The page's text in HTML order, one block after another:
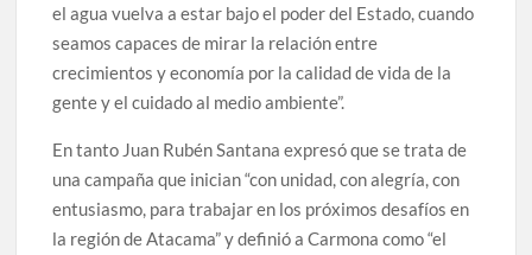
el agua vuelva a estar bajo el poder del Estado, cuando
seamos capaces de mirar la relación entre
crecimientos y economía por la calidad de vida de la
gente y el cuidado al medio ambiente”.
En tanto Juan Rubén Santana expresó que se trata de
una campaña que inician “con unidad, con alegría, con
entusiasmo, para trabajar en los próximos desafíos en
la región de Atacama” y definió a Carmona como “el